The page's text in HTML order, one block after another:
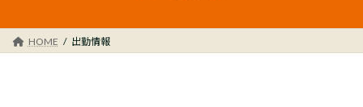
HOME 出勤情報